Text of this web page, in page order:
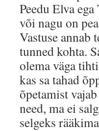
Peedu Elva
või nagu on
Vastuse annab
tunned kohta.
olema väga
kas sa tahad
õpetamist
need, ma ei
selgeks